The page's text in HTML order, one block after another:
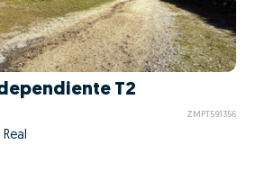
T2
ZMPT591356